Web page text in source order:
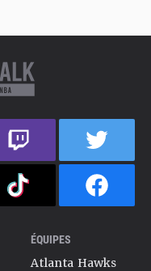
ÉQUIPES
Atlanta Hawks